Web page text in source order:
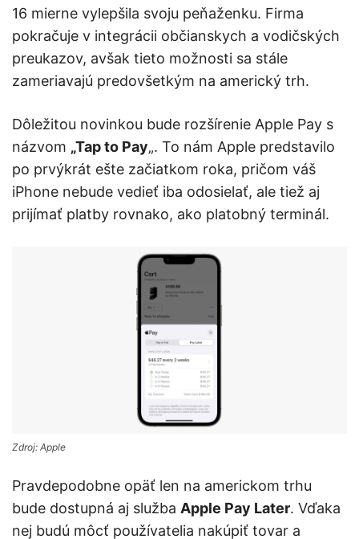
16 mierne vylepšila svoju peňaženku. Firma
pokračuje v integrácii občianskych a vodičských
preukazov, avšak tieto možnosti sa stále
zameriavajú predovšetkým na americký trh.
Dôležitou novinkou bude rozšírenie Apple Pay s
názvom „Tap to Pay„. To nám Apple predstavilo
po prvýkrát ešte začiatkom roka, pričom váš
iPhone nebude vedieť iba odosielať, ale tiež aj
prijímať platby rovnako, ako platobný terminál.
Zdroj: Apple
Pravdepodobne opäť len na americkom trhu
bude dostupná aj služba Apple Pay Later. Vďaka
nej budú môcť používatelia nakúpiť tovar a